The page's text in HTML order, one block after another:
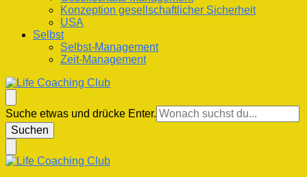
Konzeption gesellschaftlicher Sicherheit
USA
Selbst
Selbst-Management
Zeit-Management
Life Coaching Club
Für Deine Lebenskompetenz
Suchst
du
nach
Suche etwas und drücke Enter.